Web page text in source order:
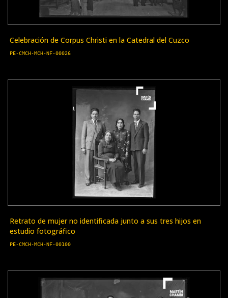
Celebración de Corpus Christi en la Catedral del Cuzco
PE-CMCH-MCH-NF-00026
Retrato de mujer no identificada junto a sus tres hijos en
estudio fotográfico
PE-CMCH-MCH-NF-00100